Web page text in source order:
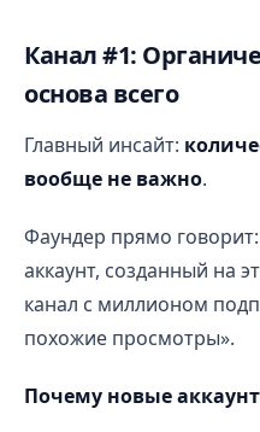
Канал #1:
основа всего
Главный инсайт:
вообще не важно.
Фаундер прямо
аккаунт, созданный на
канал с миллионом
похожие просмотры».
Почему новые